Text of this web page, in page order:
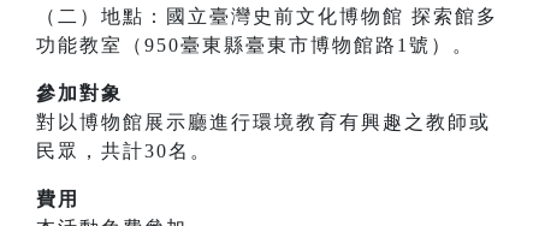
（二）地點：國立臺灣史前文化博物館 探索館多
功能教室（950臺東縣臺東市博物館路1號）。
參加對象
對以博物館展示廳進行環境教育有興趣之教師或
民眾，共計30名。
費用